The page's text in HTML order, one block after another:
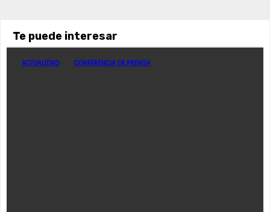
Te puede interesar
ACTUALIDAD CONFERENCIA DE PRENSA